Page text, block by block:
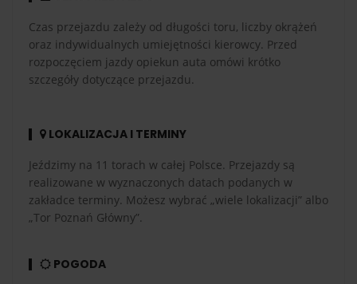
Czas przejazdu zależy od długości toru, liczby okrążeń
oraz indywidualnych umiejętności kierowcy. Przed
rozpoczęciem jazdy opiekun auta omówi krótko
szczegóły dotyczące przejazdu.
LOKALIZACJA I TERMINY
Jeździmy na 11 torach w całej Polsce. Przejazdy są
realizowane w wyznaczonych datach podanych w
zakładce terminy. Możesz wybrać „wiele lokalizacji” albo
„Tor Poznań Główny”.
POGODA